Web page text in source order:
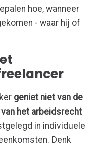
hoe, wanneer
- waar hij of
geniet niet van de
het arbeidsrecht
in individuele
Denk